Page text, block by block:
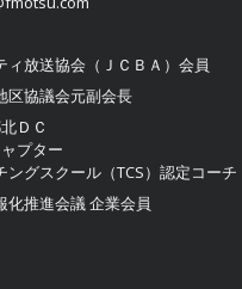
ィ放送協会（ＪＣＢＡ） 会員
区協議会元副会長
ＤＣ
プター
ングスクール（TCS）認定コーチ
化推進会議企業会員